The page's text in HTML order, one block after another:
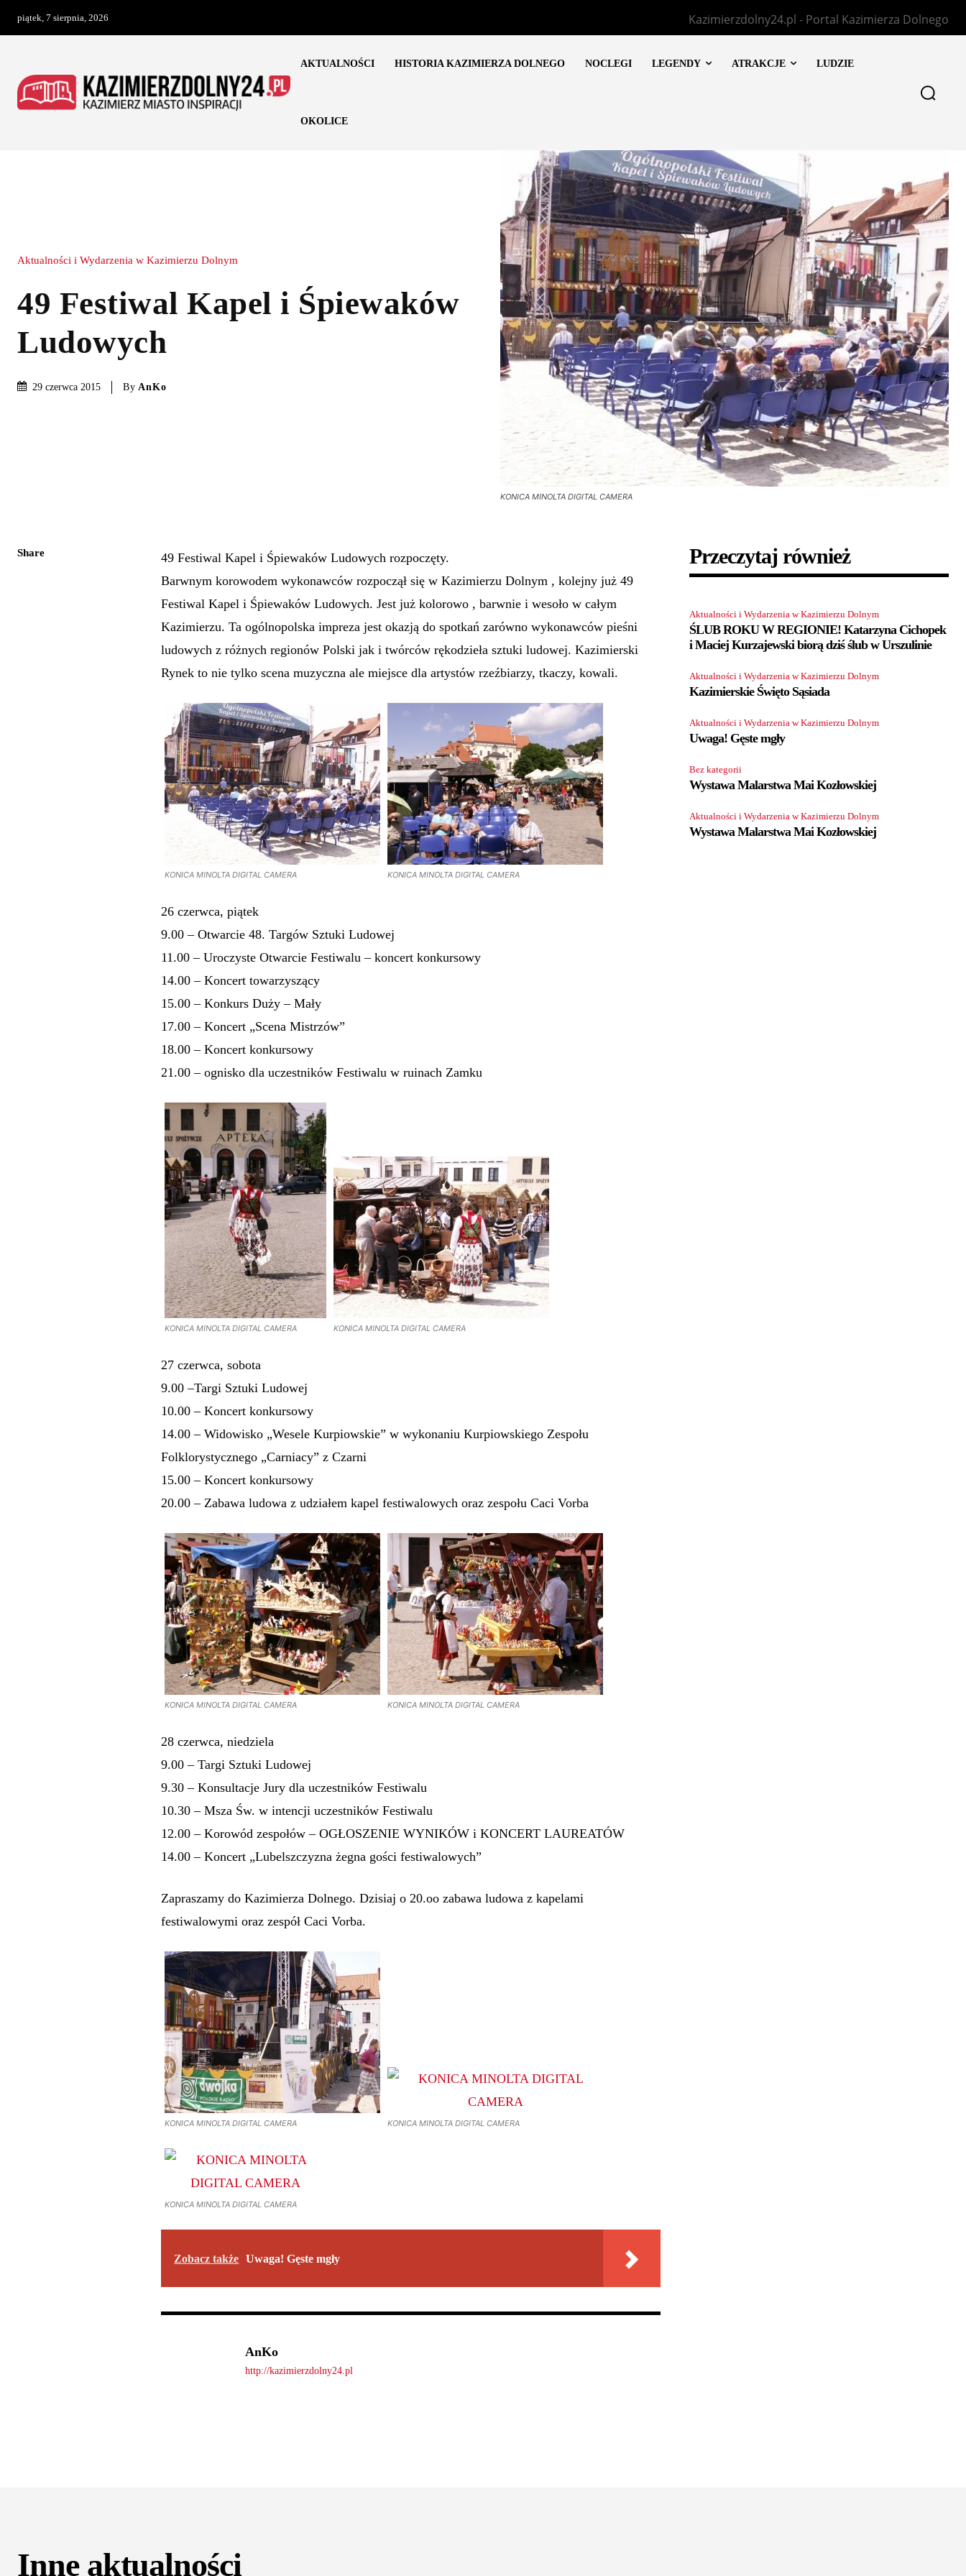
piątek, 7 sierpnia, 2026 Kazimierzdolny24.pl - Portal Kazimierza Dolnego
AKTUALNOŚCI HISTORIA KAZIMIERZA DOLNEGO NOCLEGI LEGENDY ATRAKCJE LUDZIE
OKOLICE
Aktualności i Wydarzenia w Kazimierzu Dolnym
49 Festiwal Kapel i Śpiewaków
Ludowych
29 czerwca 2015 By AnKo
KONICA MINOLTA DIGITAL CAMERA
Share
49 Festiwal Kapel i Śpiewaków Ludowych rozpoczęty.
Barwnym korowodem wykonawców rozpoczął się w Kazimierzu Dolnym , kolejny już 49
Festiwal Kapel i Śpiewaków Ludowych. Jest już kolorowo , barwnie i wesoło w całym
Kazimierzu. Ta ogólnopolska impreza jest okazją do spotkań zarówno wykonawców pieśni
ludowych z różnych regionów Polski jak i twórców rękodzieła sztuki ludowej. Kazimierski
Rynek to nie tylko scena muzyczna ale miejsce dla artystów rzeźbiarzy, tkaczy, kowali.
KONICA MINOLTA DIGITAL CAMERA KONICA MINOLTA DIGITAL CAMERA
26 czerwca, piątek
9.00 – Otwarcie 48. Targów Sztuki Ludowej
11.00 – Uroczyste Otwarcie Festiwalu – koncert konkursowy
14.00 – Koncert towarzyszący
15.00 – Konkurs Duży – Mały
17.00 – Koncert „Scena Mistrzów”
18.00 – Koncert konkursowy
21.00 – ognisko dla uczestników Festiwalu w ruinach Zamku
KONICA MINOLTA DIGITAL CAMERA KONICA MINOLTA DIGITAL CAMERA
27 czerwca, sobota
9.00 –Targi Sztuki Ludowej
10.00 – Koncert konkursowy
14.00 – Widowisko „Wesele Kurpiowskie” w wykonaniu Kurpiowskiego Zespołu
Folklorystycznego „Carniacy” z Czarni
15.00 – Koncert konkursowy
20.00 – Zabawa ludowa z udziałem kapel festiwalowych oraz zespołu Caci Vorba
KONICA MINOLTA DIGITAL CAMERA KONICA MINOLTA DIGITAL CAMERA
28 czerwca, niedziela
9.00 – Targi Sztuki Ludowej
9.30 – Konsultacje Jury dla uczestników Festiwalu
10.30 – Msza Św. w intencji uczestników Festiwalu
12.00 – Korowód zespołów – OGŁOSZENIE WYNIKÓW i KONCERT LAUREATÓW
14.00 – Koncert „Lubelszczyzna żegna gości festiwalowych”
Zapraszamy do Kazimierza Dolnego. Dzisiaj o 20.oo zabawa ludowa z kapelami
festiwalowymi oraz zespół Caci Vorba.
KONICA MINOLTA DIGITAL CAMERA KONICA MINOLTA DIGITAL CAMERA
KONICA MINOLTA DIGITAL CAMERA
Zobacz także Uwaga! Gęste mgły
AnKo
http://kazimierzdolny24.pl
Przeczytaj również
Aktualności i Wydarzenia w Kazimierzu Dolnym
ŚLUB ROKU W REGIONIE! Katarzyna Cichopek
i Maciej Kurzajewski biorą dziś ślub w Urszulinie
Aktualności i Wydarzenia w Kazimierzu Dolnym
Kazimierskie Święto Sąsiada
Aktualności i Wydarzenia w Kazimierzu Dolnym
Uwaga! Gęste mgły
Bez kategorii
Wystawa Malarstwa Mai Kozłowskiej
Aktualności i Wydarzenia w Kazimierzu Dolnym
Wystawa Malarstwa Mai Kozłowskiej
Inne aktualności